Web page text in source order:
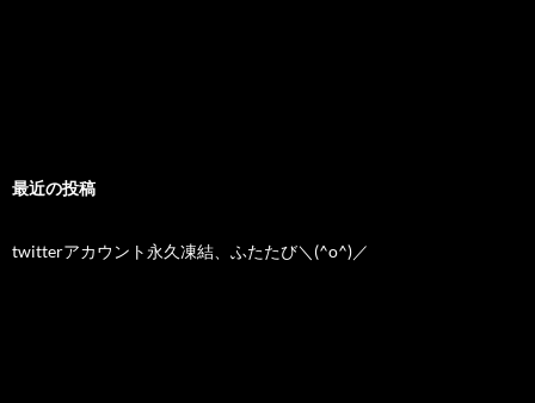
最近の投稿
twitterアカウント永久凍結、ふたたび＼(^o^)／